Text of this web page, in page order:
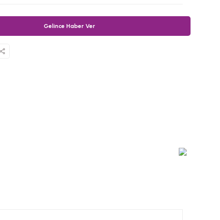
Gelince Haber Ver